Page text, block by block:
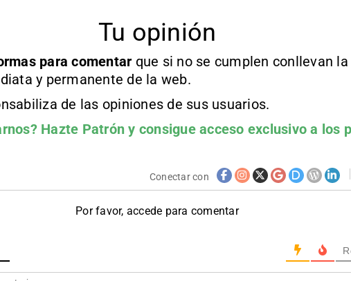
Tu opinión
para comentar que si no se cumplen conllevan la
y permanente de la web.
de las opiniones de sus usuarios.
Hazte Patrón y consigue acceso exclusivo a los
Conectar con
Por favor, accede para comentar